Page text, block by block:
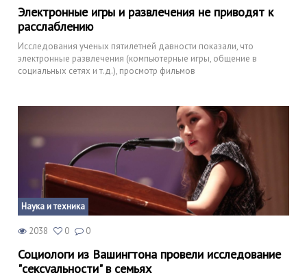
Электронные игры и развлечения не приводят к
расслаблению
Исследования ученых пятилетней давности показали, что
электронные развлечения (компьютерные игры, общение в
социальных сетях и т.д.), просмотр фильмов
Наука и техника
2038 0 0
Социологи из Вашингтона провели исследование
"сексуальности" в семьях